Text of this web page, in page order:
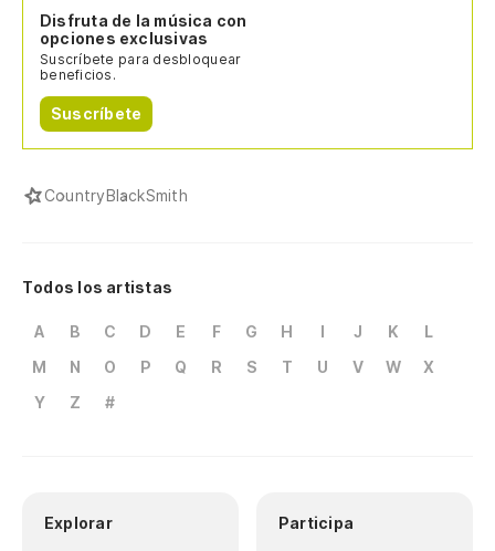
Disfruta de la música con
opciones exclusivas
Suscríbete para desbloquear
beneficios.
Suscríbete
CountryBlackSmith
Todos los artistas
A B C D E F G H I J K
L
M
N O P Q R S T U V W
X
Y
Z #
Explorar Participa